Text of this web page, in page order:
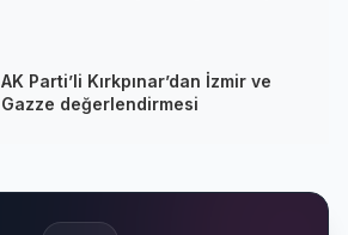
AK Parti’li Kırkpınar’dan İzmir ve
Gazze değerlendirmesi